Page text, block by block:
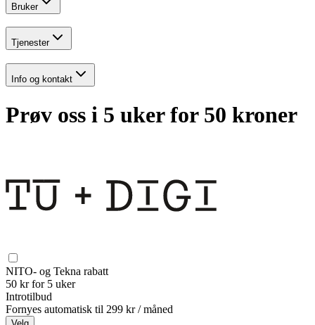
Bruker
Tjenester
Info og kontakt
Prøv oss i 5 uker for 50 kroner
NITO- og Tekna rabatt
50 kr for 5 uker
Introtilbud
Fornyes automatisk til 299 kr / måned